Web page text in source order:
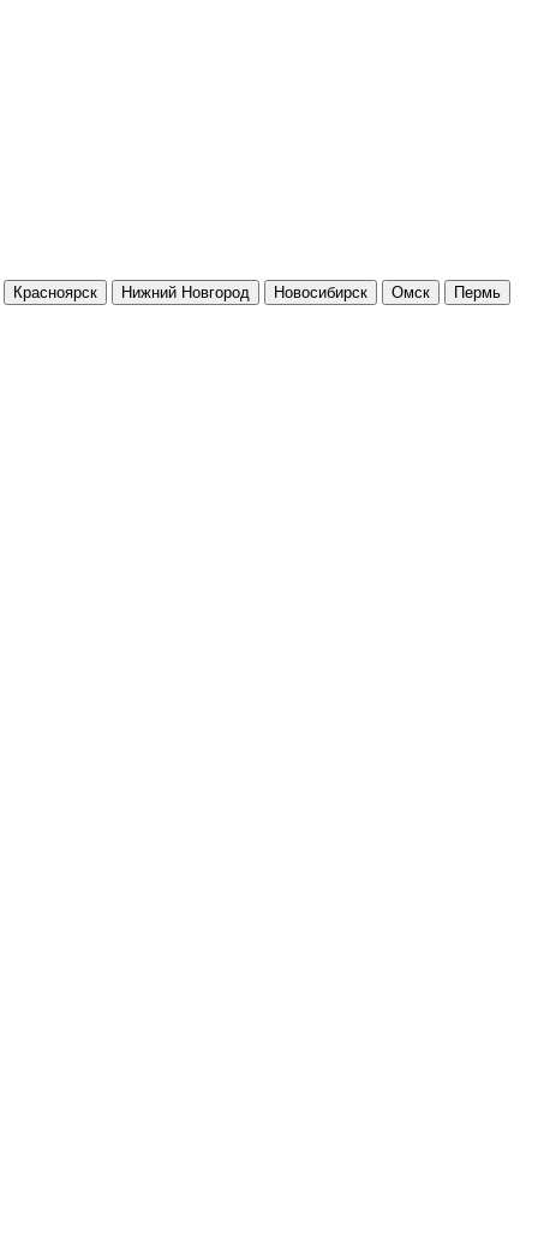
Красноярск Нижний Новгород Новосибирск Омск
Пермь